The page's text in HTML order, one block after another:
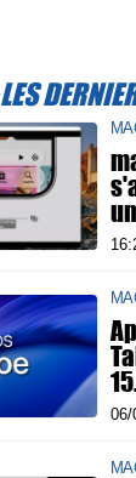
LES
06/